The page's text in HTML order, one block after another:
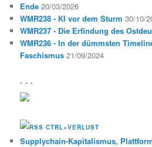
Ende 20/03/2026
WMR238 - KI vor dem Sturm 30/10/
WMR237 - Die Erfindung des
WMR236 - In der dümmsten
Faschismus 21/09/2024
* * *
CTRL+VERLUST
Supplychain-Kapitalismus,